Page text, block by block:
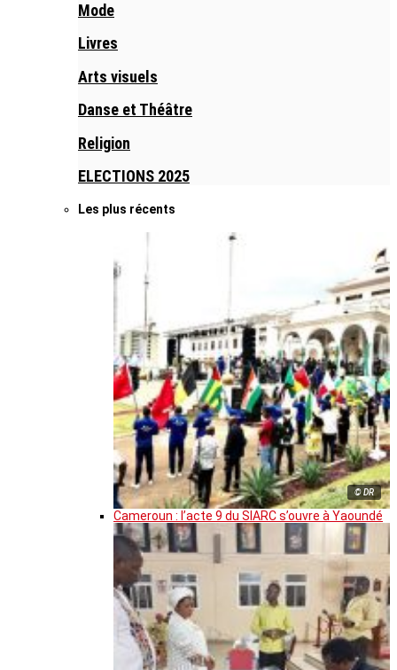
Mode
Livres
Arts visuels
Danse et Théâtre
Religion
ELECTIONS 2025
Les plus récents
© DR
Cameroun : l’acte 9 du SIARC s’ouvre à Yaoundé